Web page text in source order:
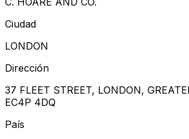
Ciudad
LONDON
Dirección
37 FLEET STREET, LONDON,
EC4P 4DQ
País